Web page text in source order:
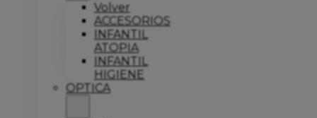
Volver
ACCESORIOS
INFANTIL
ATOPIA
INFANTIL
HIGIENE
OPTICA